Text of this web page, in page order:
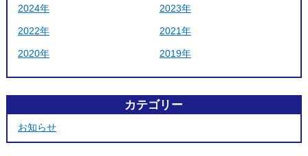
2024年 2023年
2022年 2021年
2020年 2019年
カテゴリー
お知らせ